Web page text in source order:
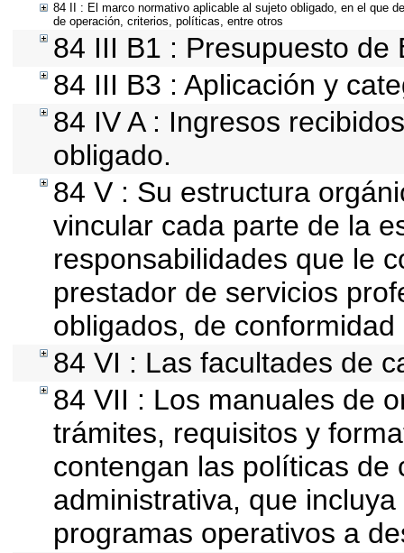
84 II : El marco normativo aplicable al sujeto obligado, en el que
de operación, criterios, políticas, entre otros
84 III B1 : Presupuesto de
84 III B3 : Aplicación y
84 IV A : Ingresos
obligado.
84 V : Su estructura
vincular cada parte de la
responsabilidades que le
prestador de servicios
obligados, de
84 VI : Las facultades de
84 VII : Los manuales de
trámites, requisitos y
contengan las políticas de
administrativa, que
programas operativos a